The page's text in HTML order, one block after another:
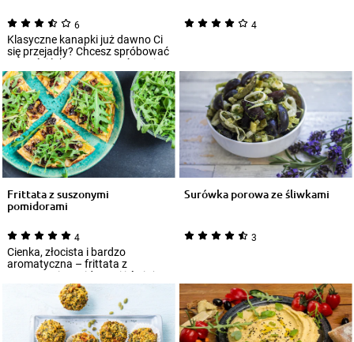
6
Klasyczne kanapki już dawno Ci
się przejadły? Chcesz spróbować
nowości lub zaserwować swoim
znajo...
4
Frittata z suszonymi
pomidorami
4
Cienka, złocista i bardzo
aromatyczna – frittata z
suszonymi pomidorami i świeżą
rukolą to przepy...
Surówka porowa ze śliwkami
3